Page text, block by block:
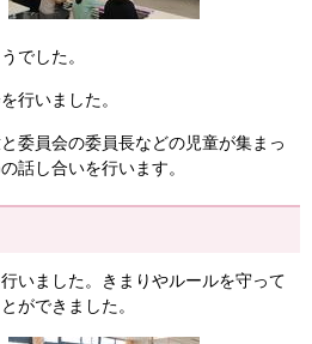
でした。
行いました。
委員会の委員長などの児童が集まっ
話し合いを行います。
いました。きまりやルールを守って
ができました。